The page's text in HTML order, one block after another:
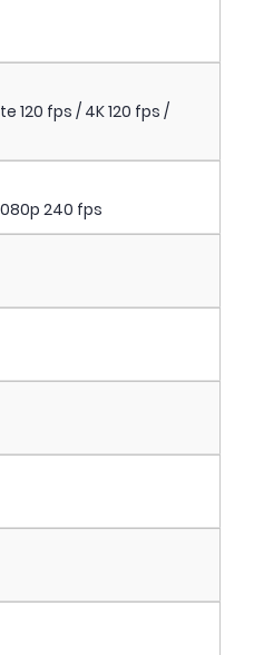
120 fps / 4K 120 fps /
240 fps